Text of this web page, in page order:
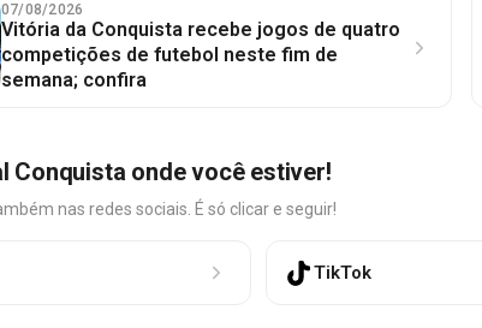
07/08/2026
Vitória da Conquista recebe jogos de quatro
competições de futebol neste fim de
semana; confira
Conquista onde você estiver!
nas redes sociais. É só clicar e seguir!
TikTok